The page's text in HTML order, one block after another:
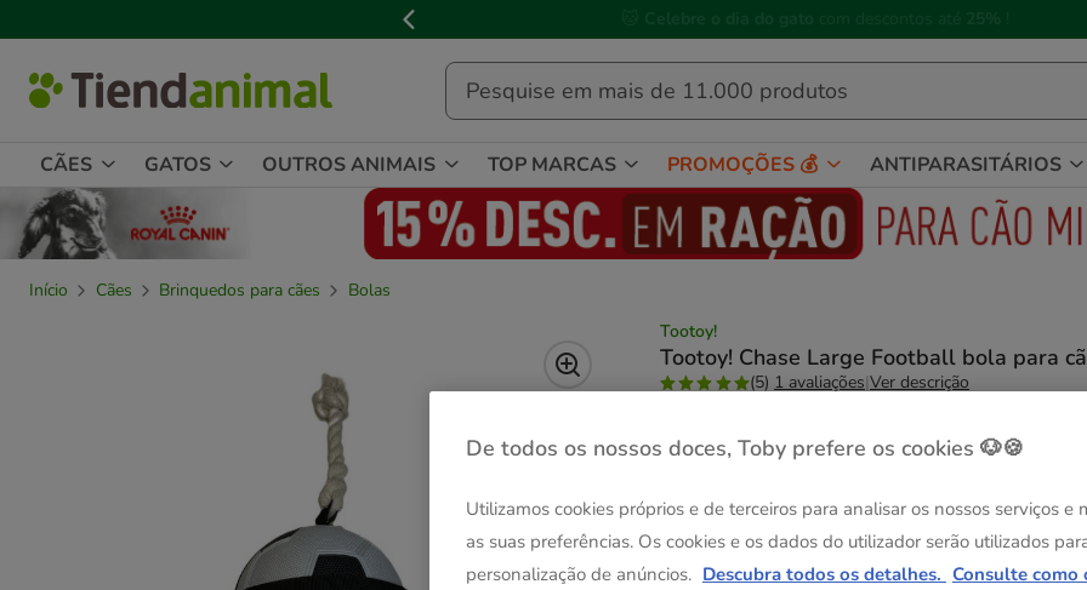
de
mensagem,
CÃES GATOS OUTROS ANIMAIS TOP MARCAS PROMOÇÕES 💰 ANTIPARASITÁRIOS
Início Cães Brinquedos para cães
Bolas
Tootoy!
Tootoy! Chase Large Football bola para
(5) 1 avaliações|Ver descrição
Quantidades:
-25% na 2ª un.
13.99€
De todos os nossos doces, Toby prefere os cookies 🐶🍪
Utilizamos cookies próprios e de terceiros para analisar os nossos serviços e
as suas preferências. Os cookies e os dados do utilizador serão utilizados
personalização de anúncios. Descubra todos os detalhes. Consulte como